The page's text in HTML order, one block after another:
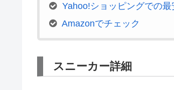
Yahoo!ショッピングでの最
Amazonでチェック
スニーカー詳細